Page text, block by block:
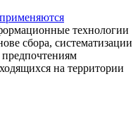
применяются
технологии
сбора, систематизации
на территории